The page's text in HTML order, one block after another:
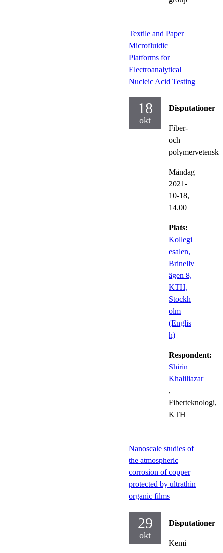
Textile and Paper
Microfluidic
Platforms for
Electroanalytical
Nucleic Acid Testing
18
okt
Disputationer
Fiber-
och
Måndag
2021-
10-18,
14.00
Plats:
Kollegi
esalen,
Brinellv
ägen 8,
KTH,
Stockh
olm
(Englis
h)
Respondent:
Shirin
Khaliliazar
,
Fiberteknologi,
KTH
Nanoscale studies of
the atmospheric
corrosion of copper
protected by ultrathin
organic films
29
okt
Disputationer
Kemi